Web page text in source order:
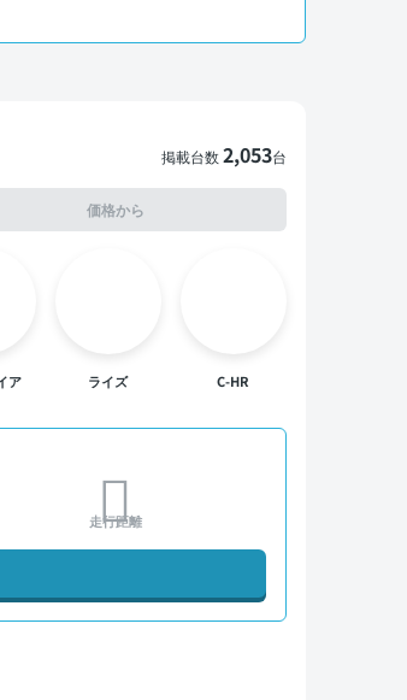
掲載台数2,053台
価格から
ア ライズ C-HR
走行距離